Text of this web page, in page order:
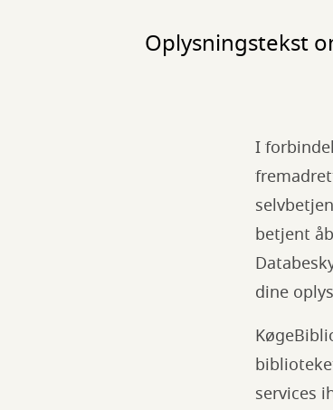
Oplysningstekst
I
betjent
dine
services